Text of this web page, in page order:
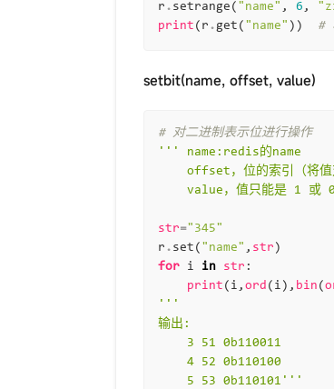
r . setrange ( "name" , 6 ,
print ( r .get ( "name" )) #
setbit(name, offset, value)
# 对二进制表示位进行操作
''' name:redis的name
offset，位的索引（
value，值只能是 1 或
str="345"
r . set ( "name" , str )
for
i in str :
print ( i , ord ( i ), bin (
'''
输出:
    3 51 0b110011
    4 52 0b110100
    5 53 0b110101'''